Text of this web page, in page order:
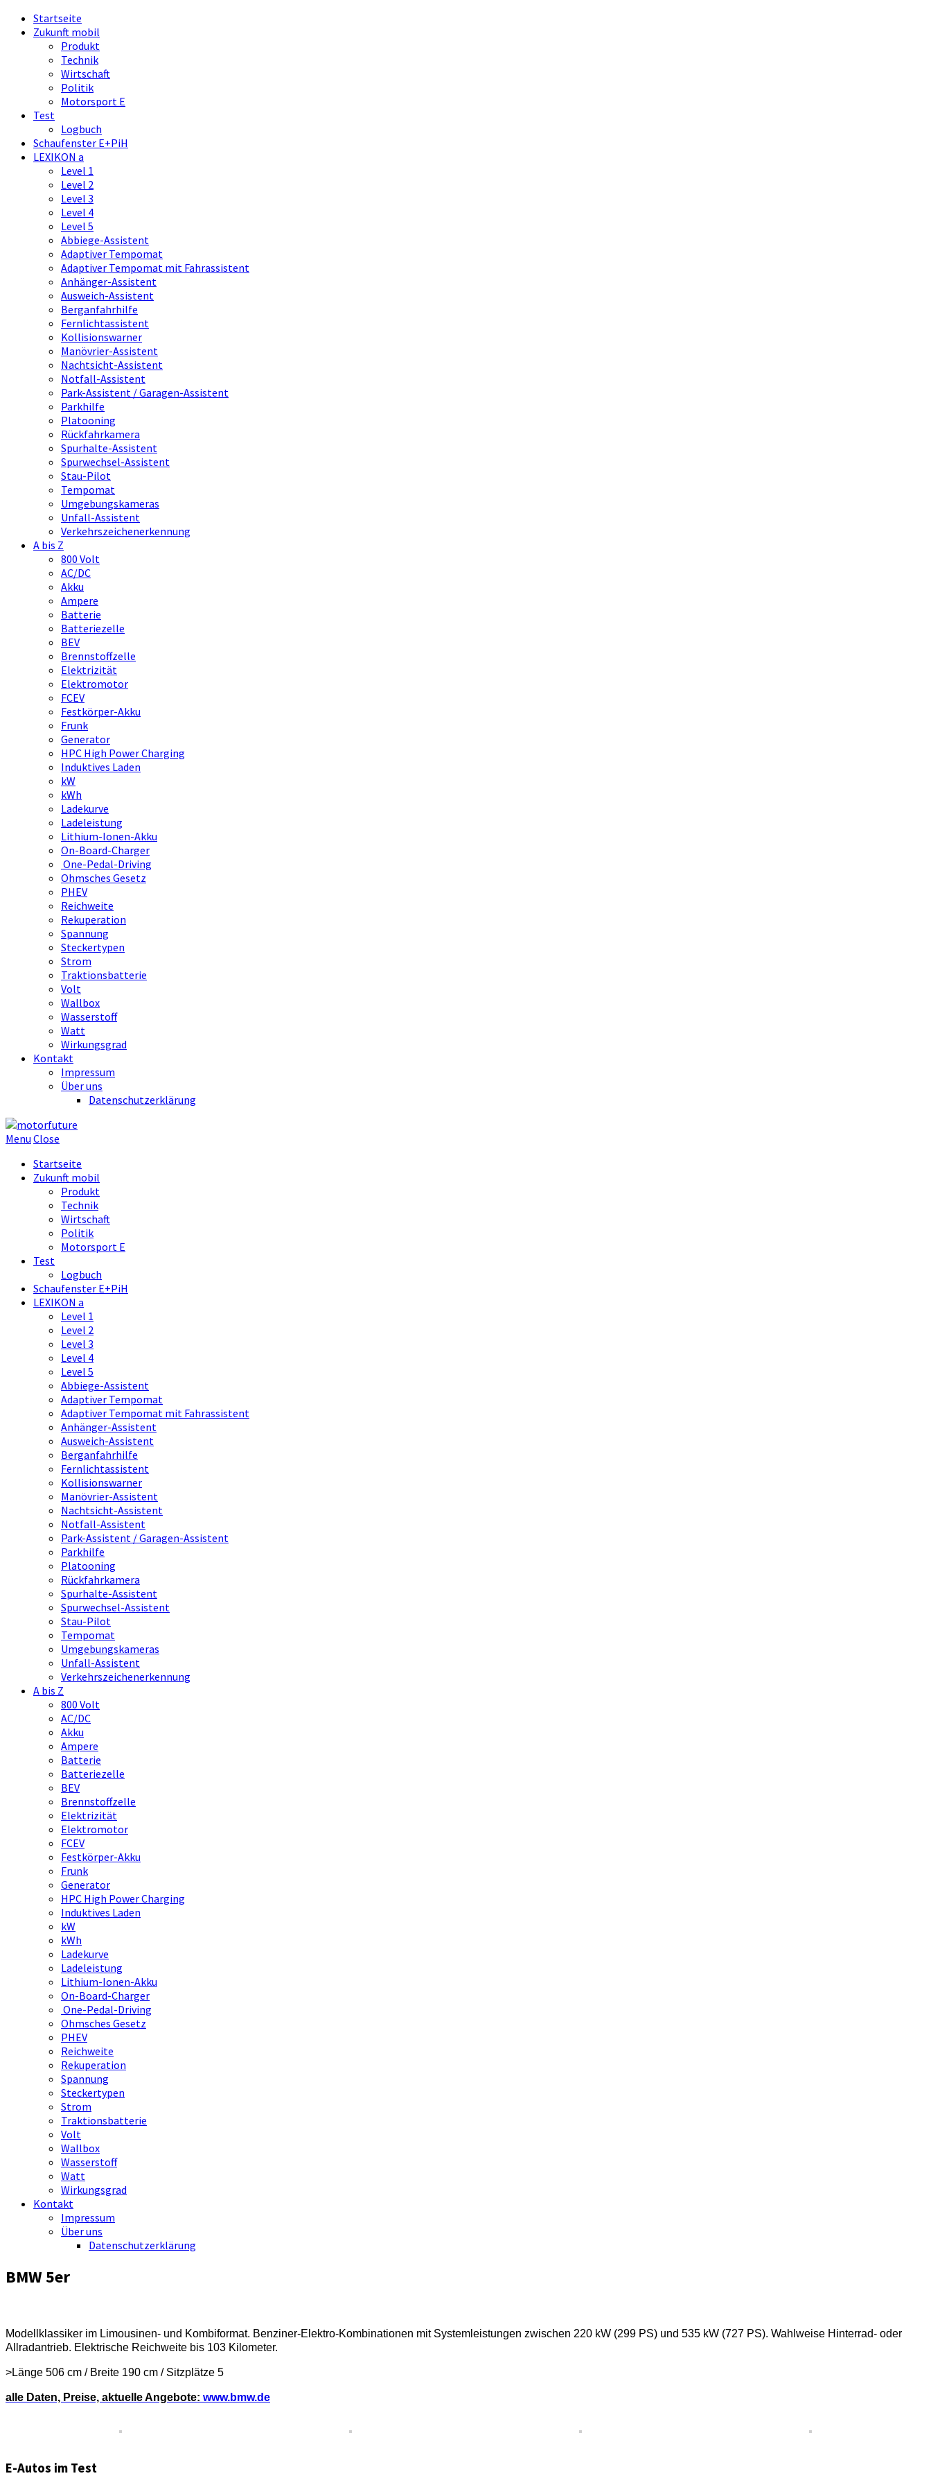
Startseite
Zukunft mobil
Produkt
Technik
Wirtschaft
Politik
Motorsport E
Test
Logbuch
Schaufenster E+PiH
LEXIKON a
Level 1
Level 2
Level 3
Level 4
Level 5
Abbiege-Assistent
Adaptiver Tempomat
Adaptiver Tempomat mit Fahrassistent
Anhänger-Assistent
Ausweich-Assistent
Berganfahrhilfe
Fernlichtassistent
Kollisionswarner
Manövrier-Assistent
Nachtsicht-Assistent
Notfall-Assistent
Park-Assistent / Garagen-Assistent
Parkhilfe
Platooning
Rückfahrkamera
Spurhalte-Assistent
Spurwechsel-Assistent
Stau-Pilot
Tempomat
Umgebungskameras
Unfall-Assistent
Verkehrszeichenerkennung
A bis Z
800 Volt
AC/DC
Akku
Ampere
Batterie
Batteriezelle
BEV
Brennstoffzelle
Elektrizität
Elektromotor
FCEV
Festkörper-Akku
Frunk
Generator
HPC High Power Charging
Induktives Laden
kW
kWh
Ladekurve
Ladeleistung
Lithium-Ionen-Akku
On-Board-Charger
One-Pedal-Driving
Ohmsches Gesetz
PHEV
Reichweite
Rekuperation
Spannung
Steckertypen
Strom
Traktionsbatterie
Volt
Wallbox
Wasserstoff
Watt
Wirkungsgrad
Kontakt
Impressum
Über uns
Datenschutzerklärung
Menu Close
Startseite
Zukunft mobil
Produkt
Technik
Wirtschaft
Politik
Motorsport E
Test
Logbuch
Schaufenster E+PiH
LEXIKON a
Level 1
Level 2
Level 3
Level 4
Level 5
Abbiege-Assistent
Adaptiver Tempomat
Adaptiver Tempomat mit Fahrassistent
Anhänger-Assistent
Ausweich-Assistent
Berganfahrhilfe
Fernlichtassistent
Kollisionswarner
Manövrier-Assistent
Nachtsicht-Assistent
Notfall-Assistent
Park-Assistent / Garagen-Assistent
Parkhilfe
Platooning
Rückfahrkamera
Spurhalte-Assistent
Spurwechsel-Assistent
Stau-Pilot
Tempomat
Umgebungskameras
Unfall-Assistent
Verkehrszeichenerkennung
A bis Z
800 Volt
AC/DC
Akku
Ampere
Batterie
Batteriezelle
BEV
Brennstoffzelle
Elektrizität
Elektromotor
FCEV
Festkörper-Akku
Frunk
Generator
HPC High Power Charging
Induktives Laden
kW
kWh
Ladekurve
Ladeleistung
Lithium-Ionen-Akku
On-Board-Charger
One-Pedal-Driving
Ohmsches Gesetz
PHEV
Reichweite
Rekuperation
Spannung
Steckertypen
Strom
Traktionsbatterie
Volt
Wallbox
Wasserstoff
Watt
Wirkungsgrad
Kontakt
Impressum
Über uns
Datenschutzerklärung
BMW 5er
Modellklassiker im Limousinen- und Kombiformat. Benziner-Elektro-Kombinationen mit Systemleistungen zwischen 220 kW (299 PS) und 535 kW (727 PS). Wahlweise Hinterrad- oder
Allradantrieb. Elektrische Reichweite bis 103 Kilometer.
>Länge 506 cm / Breite 190 cm / Sitzplätze 5
alle Daten, Preise, aktuelle Angebote: www.bmw.de
E-Autos im Test